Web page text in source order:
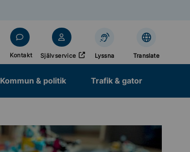
Kontakt Självservice
Öppnas i nytt fönster
Lyssna Translate
Kommun & politik Trafik & gator